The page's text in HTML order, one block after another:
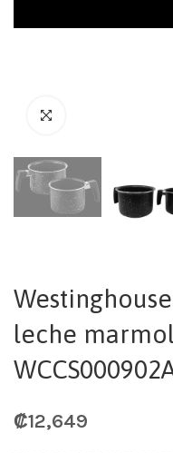
leche
₡12,649